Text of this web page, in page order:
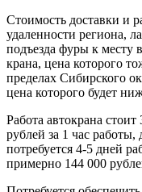
Стоимость доставки и
удаленности региона,
подъезда фуры к месту
крана, цена которого
пределах Сибирского
цена которого будет
Работа автокрана
рублей за 1 час работы,
потребуется 4-5 дней
примерно 144 000